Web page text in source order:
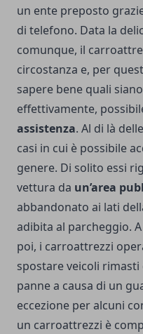
un ente preposto
di telefono. Data la
comunque, il
circostanza e, per
sapere bene quali
effettivamente,
assistenza. Al di là
casi in cui è possibile
genere. Di solito essi
vettura da un’area
abbandonato ai lati
adibita al parcheggio.
poi, i carroattrezzi
spostare veicoli
panne a causa di un
eccezione per alcuni
un carroattrezzi è